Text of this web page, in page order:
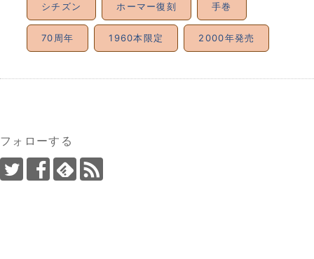
シチズン ホーマー復刻 手巻
70周年 1960本限定 2000年発売
フォローする